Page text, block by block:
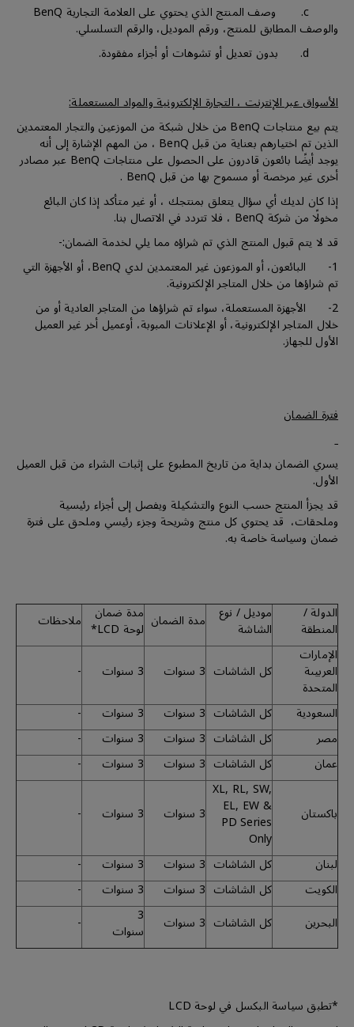
c. وصف المنتج الذي يحتوي على العلامة التجارية BenQ
والوصف المطابق للمنتج، ورقم الموديل، والرقم التسلسلي.
الأسواق عبر الإنترنت ، التجارة الإلكترونية والمواد المستعملة:
يتم بيع منتاجات BenQ من خلال شبكة من الموزعين والتجار المعتمدين
الذين تم اختيارهم بعناية من قبل BenQ ، من المهم الإشارة إلى أنه
يوجد أيضًا بائعون قادرون على الحصول على منتاجات BenQ عبر مصادر
أخرى غير مرخصة أو مسموح بها من قبل BenQ .
إذا كان لديك أي سؤال يتعلق بمنتجك ، أو غير متأكد إذا كان البائع
مخولًا من شركة BenQ ، فلا تتردد في الاتصال بنا.
قد لا يتم قبول المنتج الذي تم شراؤه مما يلي لخدمة الضمان:-
1- البائعون، أو الموزعون غير المعتمدين لدي BenQ، أو الأجهزة التي
تم شراؤها من خلال المتاجر الإلكترونية.
2- الأجهزة المستعملة، سواء تم شراؤها من المتاجر العادية أو من
خلال المتاجر الإلكترونية، أو الإعلانات المبوبة، أوعميل أخر غير العميل
الأول للجهاز.
فترة الضمان
يسري الضمان بداية من تاريخ المطبوع على إثبات الشراء من قبل العميل
الأول.
قد يجزأ المنتج حسب النوع والتشكيلة ويفصل إلى أجزاء رئيسية
وملحقات، قد يحتوي كل منتج وشريحة وجزء رئيسي وملحق على فترة
ضمان وسياسة خاصة به.
الدولة /
المنطقة
موديل / نوع
الشاشة مدة الضمان مدة ضمان
لوحة LCD*
ملاحظات
الإمارات
العربيىة
المتحدة
كل الشاشات 3 سنوات 3 سنوات
-
السعودية
كل الشاشات 3 سنوات 3 سنوات
-
مصر
كل الشاشات 3 سنوات 3 سنوات
-
عمان
كل الشاشات 3 سنوات 3 سنوات -
باكستان
XL, RL, SW,
EL, EW &
PD Series
Only
3 سنوات 3 سنوات -
لبنان كل الشاشات 3 سنوات 3 سنوات
-
الكويت
كل الشاشات 3 سنوات 3 سنوات
-
البحرين
كل الشاشات 3 سنوات سنوات -
*تطبق سياسة البكسل في لوحة LCD